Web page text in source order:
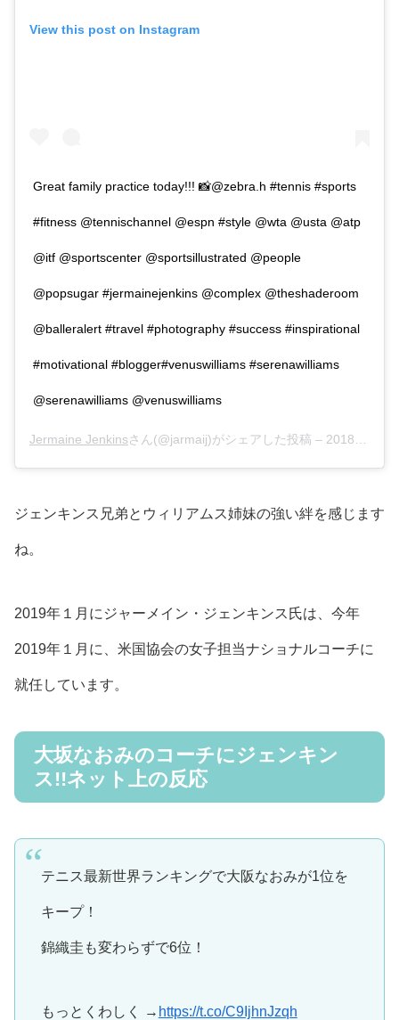
View this post on Instagram
Great family practice today!!! 📸@zebra.h #tennis #sports
#fitness @tennischannel @espn #style @wta @usta @atp
@itf @sportscenter @sportsillustrated @people
@popsugar #jermainejenkins @complex @theshaderoom
@balleralert #travel #photography #success #inspirational
#motivational #blogger#venuswilliams #serenawilliams
@serenawilliams @venuswilliams
Jermaine Jenkinsさん(@jarmaij)がシェアした投稿 – 2018年 6月月30日午前10時21分PDT
ジェンキンス兄弟とウィリアムス姉妹の強い絆を感じます
ね。
2019年１月にジャーメイン・ジェンキンス氏は、今年
2019年１月に、米国協会の女子担当ナショナルコーチに
就任しています。
大坂なおみのコーチにジェンキン
ス!!ネット上の反応
テニス最新世界ランキングで大阪なおみが1位を
キープ！
錦織圭も変わらずで6位！
もっとくわしく → https://t.co/C9IjhnJzqh